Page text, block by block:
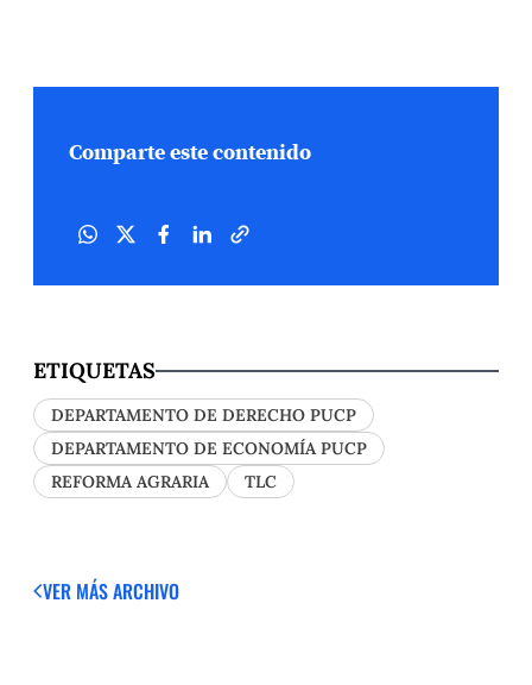
Comparte este contenido
ETIQUETAS
DEPARTAMENTO DE DERECHO PUCP
DEPARTAMENTO DE ECONOMÍA PUCP
REFORMA AGRARIA
TLC
VER MÁSARCHIVO